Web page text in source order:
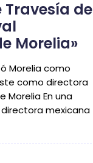
de
Morelia»
Morelia como
como directora
Morelia En una
mexicana